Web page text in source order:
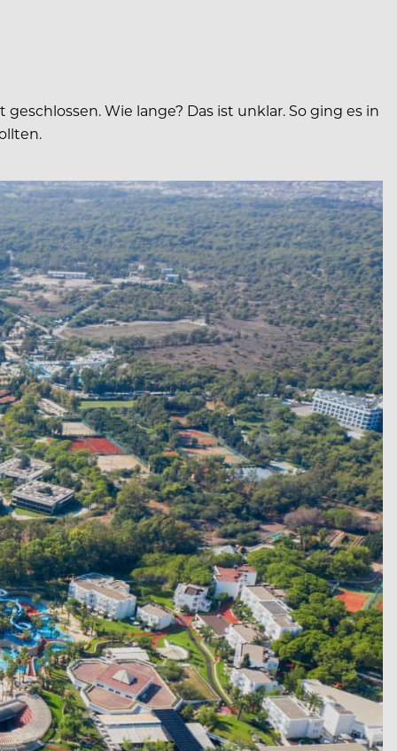
Wie lange? Das ist unklar. So ging es in